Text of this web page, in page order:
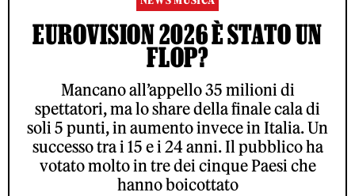
EUROVISION 2026 È STATO UN
FLOP?
Mancano all’appello 35 milioni di
spettatori, ma lo share della finale cala di
soli 5 punti, in aumento invece in Italia. Un
successo tra i 15 e i 24 anni. Il pubblico ha
votato molto in tre dei cinque Paesi che
hanno boicottato